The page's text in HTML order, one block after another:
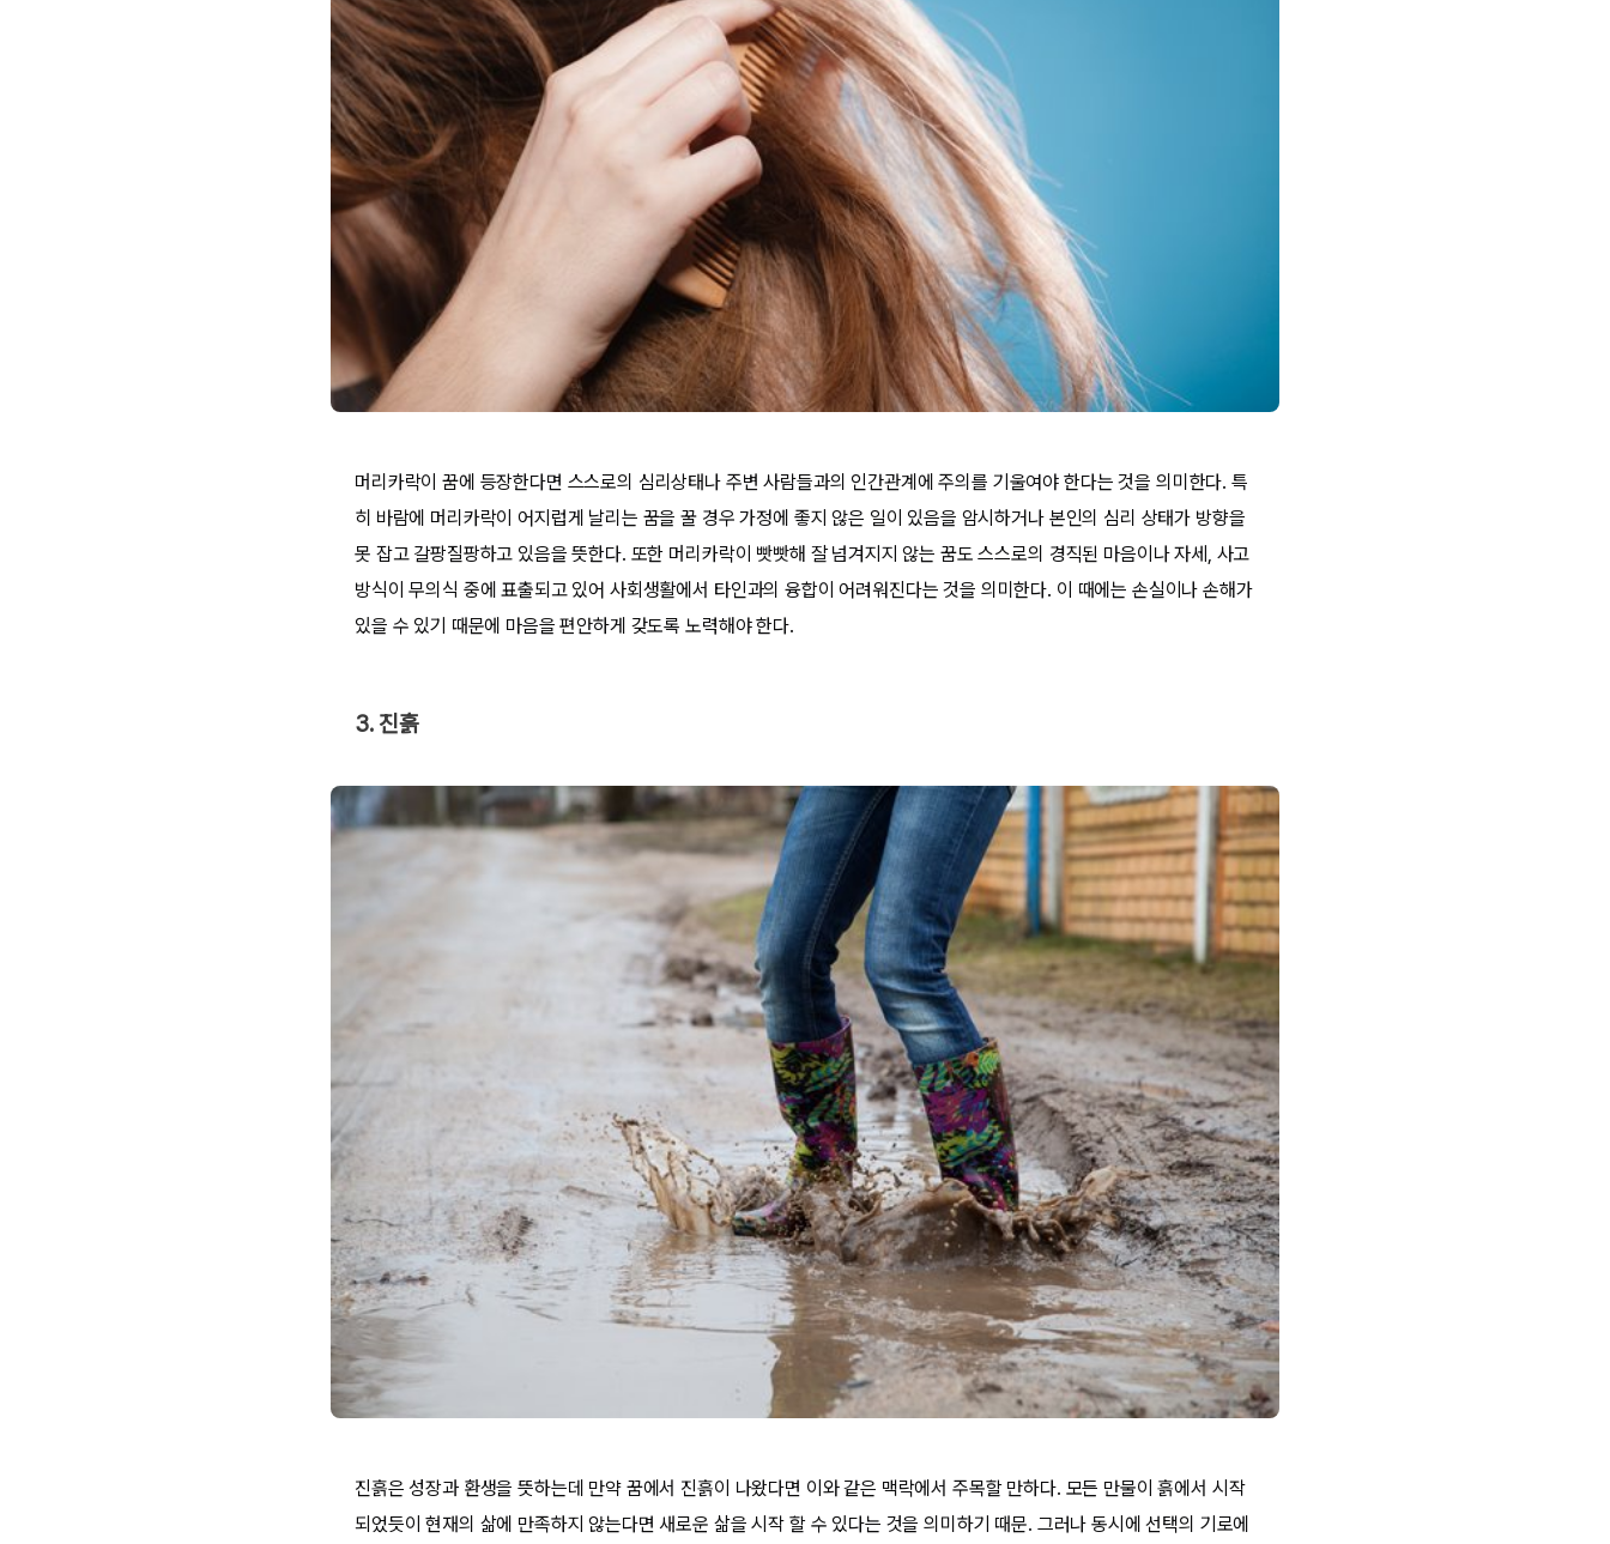
머리카락이 꿈에 등장한다면 스스로의 심리상태나 주변 사람들과의 인간관계에 주의를 기울여야 한다는 것을 의미한다. 특
히 바람에 머리카락이 어지럽게 날리는 꿈을 꿀 경우 가정에 좋지 않은 일이 있음을 암시하거나 본인의 심리 상태가 방향을
못 잡고 갈팡질팡하고 있음을 뜻한다. 또한 머리카락이 빳빳해 잘 넘겨지지 않는 꿈도 스스로의 경직된 마음이나 자세, 사고
방식이 무의식 중에 표출되고 있어 사회생활에서 타인과의 융합이 어려워진다는 것을 의미한다. 이 때에는 손실이나 손해가
있을 수 있기 때문에 마음을 편안하게 갖도록 노력해야 한다.
3. 진흙
진흙은 성장과 환생을 뜻하는데 만약 꿈에서 진흙이 나왔다면 이와 같은 맥락에서 주목할 만하다. 모든 만물이 흙에서 시작
되었듯이 현재의 삶에 만족하지 않는다면 새로운 삶을 시작 할 수 있다는 것을 의미하기 때문. 그러나 동시에 선택의 기로에